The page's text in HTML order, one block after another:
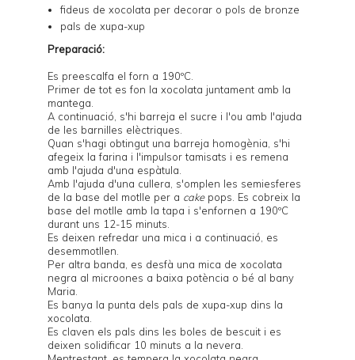
fideus de xocolata per decorar o pols de bronze
pals de xupa-xup
Preparació:
Es preescalfa el forn a 190ºC.
Primer de tot es fon la xocolata juntament amb la
mantega.
A continuació, s'hi barreja el sucre i l'ou amb l'ajuda
de les barnilles elèctriques.
Quan s'hagi obtingut una barreja homogènia, s'hi
afegeix la farina i l'impulsor tamisats i es remena
amb l'ajuda d'una espàtula.
Amb l'ajuda d'una cullera, s'omplen les semiesferes
de la base del motlle per a cakepops. Es cobreix la
base del motlle amb la tapa i s'enfornen a 190ºC
durant uns 12-15 minuts.
Es deixen refredar una mica i a continuació, es
desemmotllen.
Per altra banda, es desfà una mica de xocolata
negra al microones a baixa potència o bé al bany
Maria.
Es banya la punta dels pals de xupa-xup dins la
xocolata.
Es claven els pals dins les boles de bescuit i es
deixen solidificar 10 minuts a la nevera.